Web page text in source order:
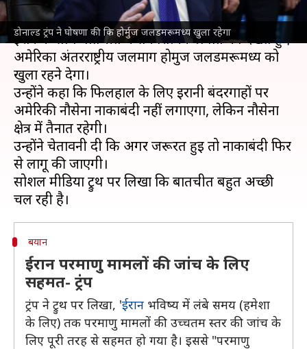
डोनाल्ड ट्रंप ने घोषणा की कि होर्मुज जलडमरूमध्य खुला रहेगा
अमेरिकाके राष्ट्रपतिडोनाल्ड ट्रंपने मंगलवार को कहा कि
ईरान के साथ बातचीत में सकारात्मक प्रगति को देखते हुए
अमेरिका अंतरराष्ट्रीय जलमार्ग होर्मुज जलडमरूमध्य को
खुला रहने देगा।
उन्होंने कहा कि फिलहाल के लिए ईरानी बंदरगाहों पर
अमेरिकी नौसेना नाकाबंदी नहीं लगाएगा, लेकिन नौसेना
क्षेत्र में तैनात रहेगी।
उन्होंने चेतावनी दी कि अगर जरूरत हुई तो नाकाबंदी फिर
से लागू की जाएगी।
सोशल मीडिया ट्रुथ पर लिखा कि बातचीत बहुत अच्छी
बयान
ईरान परमाणु मामलों की जांच के लिए
सहमत- ट्रंप
ट्रंप ने ट्रुथ पर लिखा, 'ईरान भविष्य में लंबे समय (हमेशा
के लिए) तक परमाणु मामलों की उच्चतम स्तर की जांच के
लिए पूरी तरह से सहमत हो गया है। इससे "परमाणु